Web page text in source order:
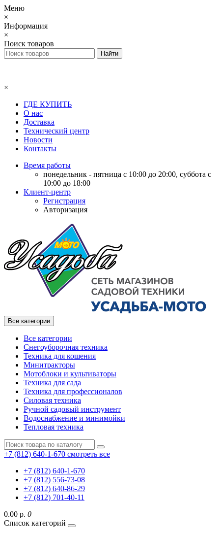
Меню
×
Информация
×
Поиск товаров
×
ГДЕ КУПИТЬ
О нас
Доставка
Технический центр
Новости
Контакты
Время работы
понедельник - пятница с 10:00 до 20:00, суббота с
10:00 до 18:00
Клиент-центр
Регистрация
Авторизация
Все категории
Все категории
Снегоуборочная техника
Техника для кошения
Минитракторы
Мотоблоки и культиваторы
Техника для сада
Техника для профессионалов
Силовая техника
Ручной садовый инструмент
Водоснабжение и минимойки
Тепловая техника
+7 (812) 640-1-670 смотреть все
+7 (812) 640-1-670
+7 (812) 556-73-08
+7 (812) 640-86-29
+7 (812) 701-40-11
0.00 р. 0
Список категорий